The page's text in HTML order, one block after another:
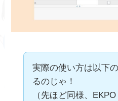
実際の使い方は以下
るのじゃ！
（先ほど同様、